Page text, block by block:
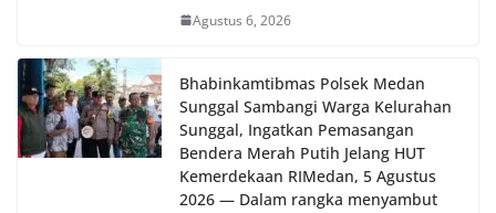
Agustus 6, 2026
Bhabinkamtibmas Polsek Medan
Sunggal Sambangi Warga Kelurahan
Sunggal, Ingatkan Pemasangan
Bendera Merah Putih Jelang HUT
Kemerdekaan RI‎‎Medan, 5 Agustus
2026 — Dalam rangka menyambut